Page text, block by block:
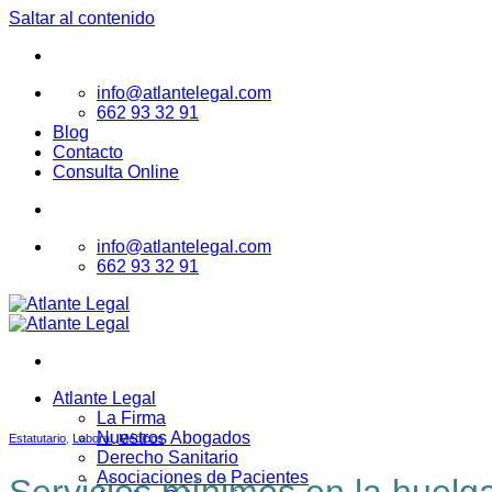
Saltar al contenido
info@atlantelegal.com
662 93 32 91
Blog
Contacto
Consulta Online
info@atlantelegal.com
662 93 32 91
Atlante Legal
La Firma
Nuestros Abogados
Derecho Sanitario
Asociaciones de Pacientes
Estatutario Laboral,Médicos